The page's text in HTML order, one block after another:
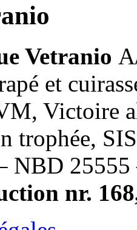
Vetranio
et
Victoire
trophée,
NBD
nr.